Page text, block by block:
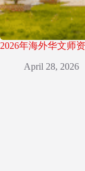
2026年海外华文师
April 28, 2026